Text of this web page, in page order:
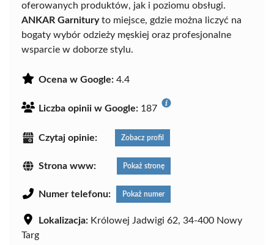
oferowanych produktów, jak i poziomu obsługi.
ANKAR Garnituryto miejsce, gdzie można liczyć na
bogaty wybór odzieży męskiej oraz profesjonalne
wsparcie w doborze stylu.
Ocena w Google: 4.4
Liczba opinii w Google: 187
Czytaj opinie: Zobacz profil
Strona www: Pokaż stronę
Numer telefonu: Pokaż numer
Lokalizacja: Królowej Jadwigi 62, 34-400 Nowy
Targ